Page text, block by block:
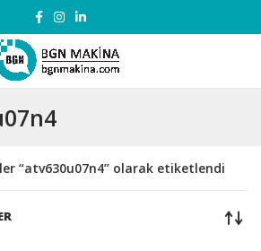
“atv630u07n4” olarak etiketlendi